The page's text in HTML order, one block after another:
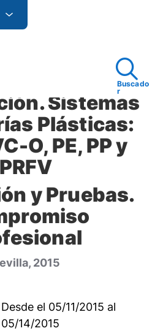
Buscado
r
Sistemas
Plásticas:
O, PE, PP y
PRFV
y Pruebas.
2015
Desde el 05/11/2015 al
05/14/2015